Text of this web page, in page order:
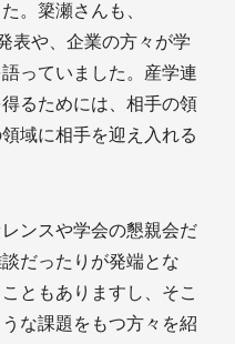
。簗瀬さんも、
表や、企業の方々が学
っていました。産学連
るためには、相手の領
域に相手を迎え入れる
ンスや学会の懇親会だ
だったりが発端とな
ともありますし、そこ
な課題をもつ方々を紹